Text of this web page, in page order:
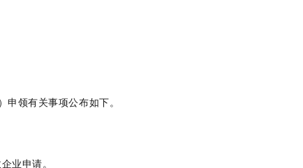
申领有关事项公布如下。
业申请。